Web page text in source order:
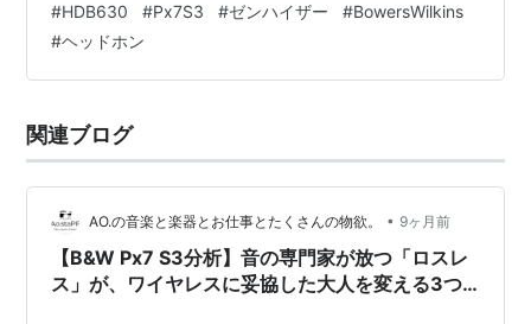
段に向上する○低音がブーミーに鳴らず、適度な量に収
まっている○音の線の細さというか、繊細さがある。恐
らくMOMENTUMシリーズはもう少しダイナミックで大
音域がMOMENTUMシリー…
#HDB630 #Px7S3 #ゼンハイザー #BowersWilkins
#ヘッドホン
関連ブログ
AO.の音楽と楽器とお仕事とたくさんの物欲。 • 9ヶ月前
【B&W Px7 S3分析】音の専門家が放つ「ロスレ
ス」が、ワイヤレスに妥協した大人を変える3つ